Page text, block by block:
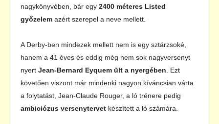
nagykönyvében, bár egy 2400 méteres Listed
győzelem azért szerepel a neve mellett.
A Derby-ben mindezek mellett nem is egy sztárzsoké,
hanem a 41 éves és eddig még nem sok nagyversenyt
nyert Jean-Bernard Eyquem ült a nyergében . Ezt
követően viszont már mindenki nagyon kíváncsian várta
a folytatást, Jean-Claude Rouger, a ló trénere pedig
ambiciózus versenytervet készített a ló számára.